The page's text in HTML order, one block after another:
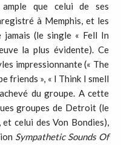
que celui de ses
à Memphis, et les
jamais (le single « Fell In
la plus évidente). Ce
impressionnante (« The
friends », « I Think I smell
du groupe. A cette
groupes de Detroit (le
celui des Von Bondies),
Sympathetic Sounds Of